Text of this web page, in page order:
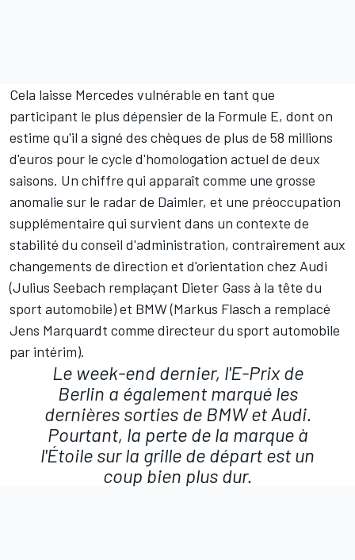
Cela laisse Mercedes vulnérable en tant que
participant le plus dépensier de la Formule E, dont on
estime qu'il a signé des chèques de plus de 58 millions
d'euros pour le cycle d'homologation actuel de deux
saisons. Un chiffre qui apparaît comme une grosse
anomalie sur le radar de Daimler, et une préoccupation
supplémentaire qui survient dans un contexte de
stabilité du conseil d'administration, contrairement aux
changements de direction et d'orientation chez Audi
(Julius Seebach remplaçant Dieter Gass à la tête du
sport automobile) et BMW (Markus Flasch a remplacé
Jens Marquardt comme directeur du sport automobile
par intérim).
Le week-end dernier, l'E-Prix de
Berlin a également marqué les
dernières sorties de BMW et Audi.
Pourtant, la perte de la marque à
l'Étoile sur la grille de départ est un
coup bien plus dur.